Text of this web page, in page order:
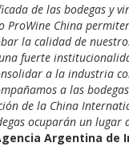
de las bodegas y
China
la calidad de
fuerte
a la industria
a las
de la China
ocuparán un lugar
Argentina de